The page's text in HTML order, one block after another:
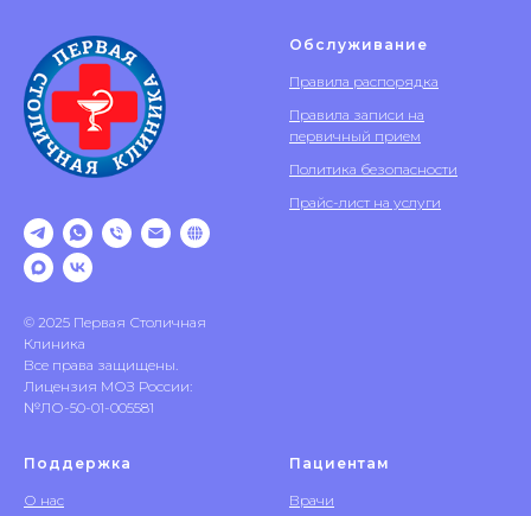
© 2025 Первая Столичная
Клиника
Все права защищены.
Лицензия МОЗ России:
№ЛО-50-01-005581
Обслуживание
Правила распорядка
Правила записи на
первичный прием
Политика безопасности
Прайс-лист на услуги
Поддержка
О нас
Пациентам
Врачи